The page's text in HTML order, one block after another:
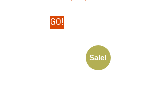
GO!
Sale!